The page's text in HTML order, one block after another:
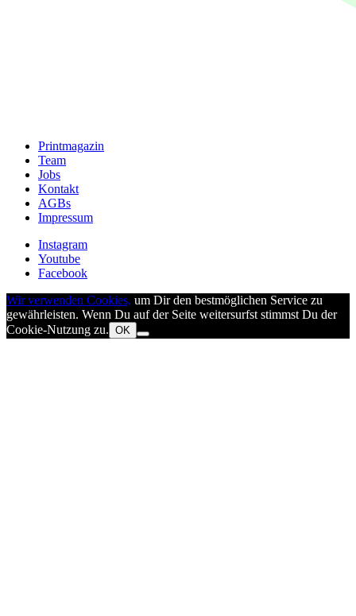
Printmagazin
Team
Jobs
Kontakt
AGBs
Impressum
Instagram
Youtube
Facebook
Wir verwenden Cookies, um Dir den bestmöglichen Service zu
gewährleisten. Wenn Du auf der Seite weitersurfst stimmst Du der
Cookie-Nutzung zu. OK